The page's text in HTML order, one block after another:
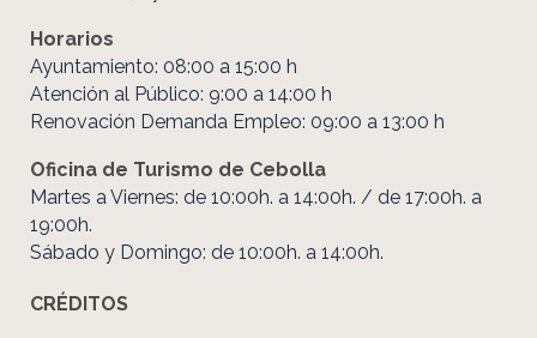
Horarios
Ayuntamiento: 08:00 a 15:00 h
Atención al Público: 9:00 a 14:00 h
Renovación Demanda Empleo: 09:00 a 13:00 h
Oficina de Turismo de Cebolla
Martes a Viernes: de 10:00h. a 14:00h. / de 17:00h. a
19:00h.
Sábado y Domingo: de 10:00h. a 14:00h.
CRÉDITOS